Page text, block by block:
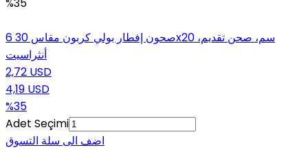
%35
6 صحون إفطار بولي كربون مقاس 30x20 سم، صحن تقديم،
أنثراسيت
2,72 USD
4,19 USD
%35
Adet Seçimi
اضف الى سلة التسوق